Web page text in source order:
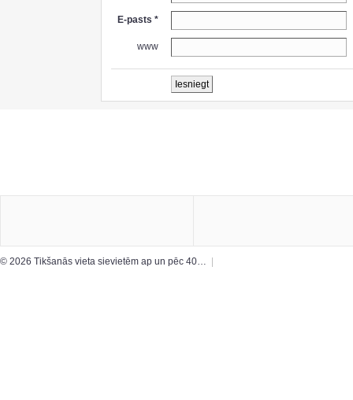
E-pasts *
www
© 2026 Tikšanās vieta sievietēm ap un pēc 40…